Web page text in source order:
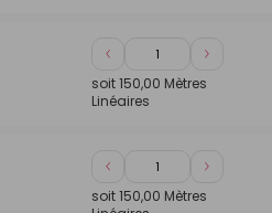
Diminuer
de
1
Augmenter
de
soit150,00 Mètres
Linéaires
Diminuer
de
Augmenter
de
soit150,00 Mètres